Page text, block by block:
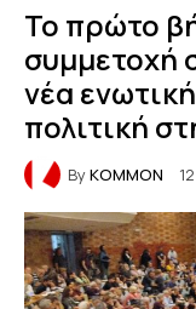
To πρώτο
συμμετοχή
νέα
πολιτική
ByKOMMON